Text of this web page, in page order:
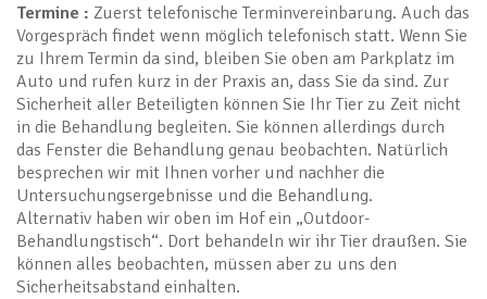
Termine : Zuerst telefonische Terminvereinbarung. Auch das
Vorgespräch findet wenn möglich telefonisch statt. Wenn Sie
zu Ihrem Termin da sind, bleiben Sie oben am Parkplatz im
Auto und rufen kurz in der Praxis an, dass Sie da sind. Zur
Sicherheit aller Beteiligten können Sie Ihr Tier zu Zeit nicht
in die Behandlung begleiten. Sie können allerdings durch
das Fenster die Behandlung genau beobachten. Natürlich
besprechen wir mit Ihnen vorher und nachher die
Untersuchungsergebnisse und die Behandlung.
Alternativ haben wir oben im Hof ein „Outdoor-
Behandlungstisch“. Dort behandeln wir ihr Tier draußen. Sie
können alles beobachten, müssen aber zu uns den
Sicherheitsabstand einhalten.